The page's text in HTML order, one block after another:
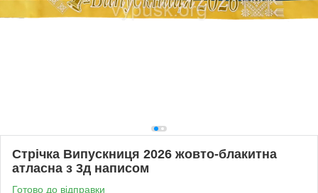
Стрічка Випускниця 2026 жовто-блакитна
атласна з 3д написом
Готово до відправки